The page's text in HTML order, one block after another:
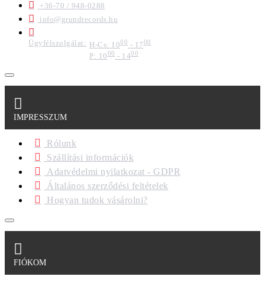
+36-70 / 948-0288
info@grundrecords.hu
Ügyfélszolgálat: H-Cs: 1000 - 1700
P: 1000- 1400
IMPRESSZUM
Rólunk
Szállítási információk
Adatvédelmi nyilatkozat - GDPR
Általános szerződési feltételek
Hogyan tudok vásárolni?
FIÓKOM